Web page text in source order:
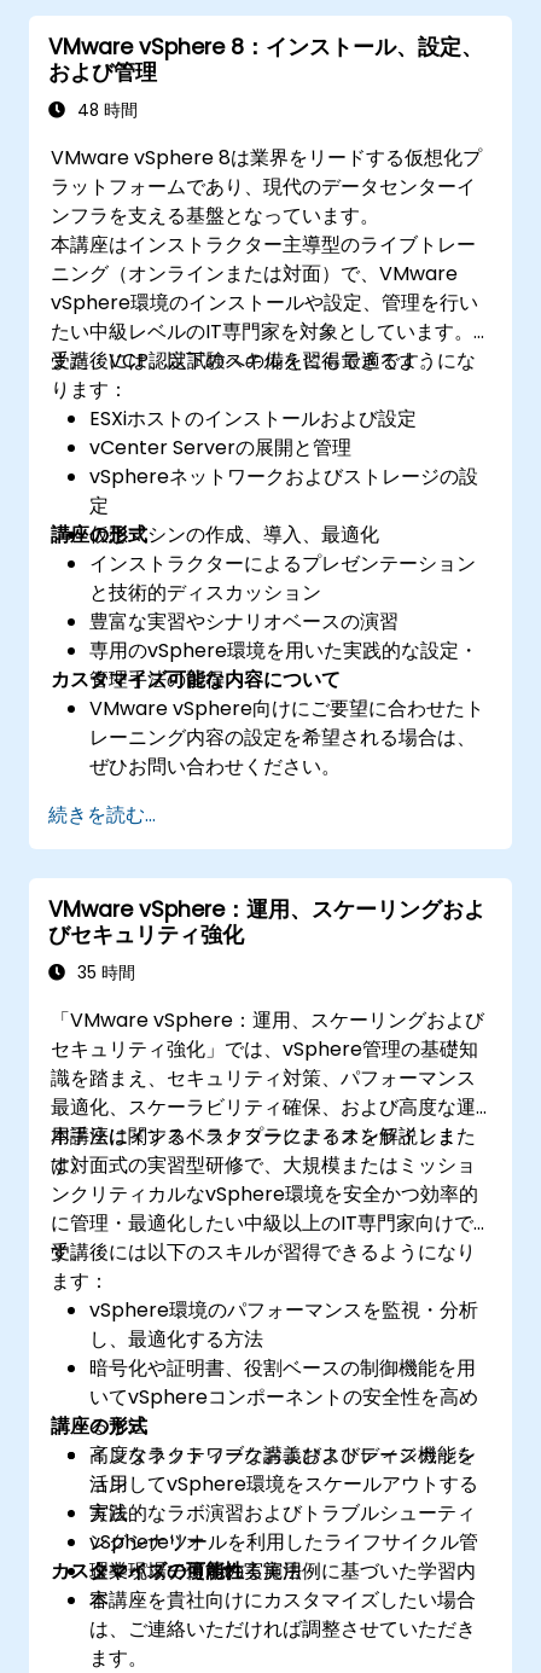
VMware vSphere 8：インストール、設定、
および管理
48 時間
VMware vSphere 8は業界をリードする仮想化プ
ラットフォームであり、現代のデータセンターイ
ンフラを支える基盤となっています。
本講座はインストラクター主導型のライブトレー
ニング（オンラインまたは対面）で、VMware
vSphere環境のインストールや設定、管理を行い
たい中級レベルのIT専門家を対象としています。
また、VCP認定試験への備えにも最適です。
受講後には、以下のスキルを習得できるようにな
ります：
ESXiホストのインストールおよび設定
vCenter Serverの展開と管理
vSphereネットワークおよびストレージの設
定
仮想マシンの作成、導入、最適化
講座の形式
インストラクターによるプレゼンテーション
と技術的ディスカッション
豊富な実習やシナリオベースの演習
専用のvSphere環境を用いた実践的な設定・
管理手法の習得
カスタマイズ可能な内容について
VMware vSphere向けにご要望に合わせたト
レーニング内容の設定を希望される場合は、
ぜひお問い合わせください。
続きを読む...
VMware vSphere：運用、スケーリングおよ
びセキュリティ強化
35 時間
「VMware vSphere：運用、スケーリングおよび
セキュリティ強化」では、vSphere管理の基礎知
識を踏まえ、セキュリティ対策、パフォーマンス
最適化、スケーラビリティ確保、および高度な運
用手法に関するベストプラクティスを解説しま
す。
本講座はインストラクターによるオンラインまた
は対面式の実習型研修で、大規模またはミッショ
ンクリティカルなvSphere環境を安全かつ効率的
に管理・最適化したい中級以上のIT専門家向けで
す。
受講後には以下のスキルが習得できるようになり
ます：
vSphere環境のパフォーマンスを監視・分析
し、最適化する方法
暗号化や証明書、役割ベースの制御機能を用
いてvSphereコンポーネントの安全性を高め
る方法
高度なネットワークおよびストレージ機能を
活用してvSphere環境をスケールアウトする
方法
vSphereツールを利用したライフサイクル管
理やパッチ適用の実施法
講座の形式
インタラクティブな講義およびディスカッシ
ョン
実践的なラボ演習およびトラブルシューティ
ングシナリオ
企業現場で使われる実用例に基づいた学習内
容
カスタマイズの可能性
本講座を貴社向けにカスタマイズしたい場合
は、ご連絡いただければ調整させていただき
ます。